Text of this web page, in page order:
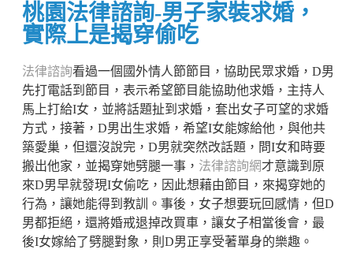
桃園法律諮詢-男子家裝求婚，
實際上是揭穿偷吃
法律諮詢看過一個國外情人節節目，協助民眾求婚，D男
先打電話到節目，表示希望節目能協助他求婚，主持人
馬上打給I女，並將話題扯到求婚，套出女子可望的求婚
方式，接著，D男出生求婚，希望I女能嫁給他，與他共
築愛巢，但還沒說完，D男就突然改話題，問I女和時要
搬出他家，並揭穿她劈腿一事， 法律諮詢網才意識到原
來D男早就發現I女偷吃，因此想藉由節目，來揭穿她的
行為，讓她能得到教訓。事後，女子想要玩回感情，但D
男都拒絕，還將婚戒退掉改買車，讓女子相當後會，最
後I女嫁給了劈腿對象，則D男正享受著單身的樂趣。